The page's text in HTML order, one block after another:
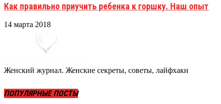
Как правильно приучить ребенка к горшку. Наш опыт
14 марта 2018
Женский журнал. Женские секреты, советы, лайфхаки
ПОПУЛЯРНЫЕ ПОСТЫ